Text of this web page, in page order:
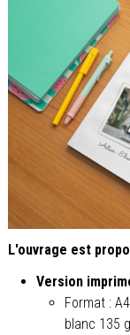
L'ouvrage est
Version
Format :
blanc 135 g